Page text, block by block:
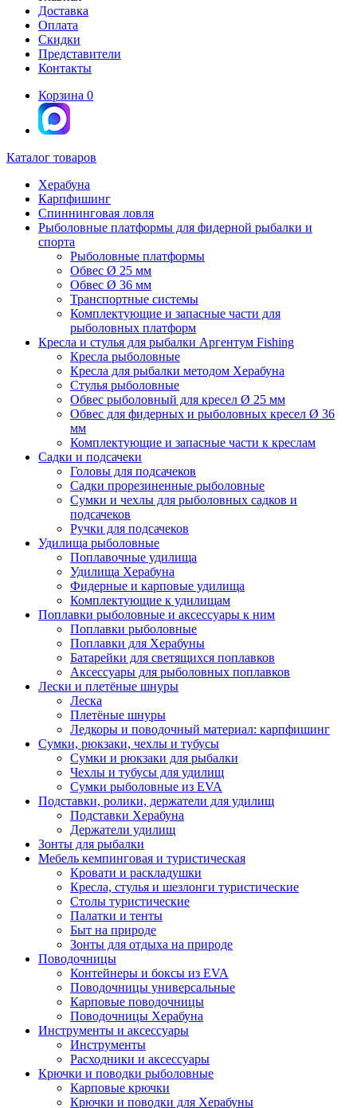
Доставка
Оплата
Скидки
Представители
Контакты
Корзина 0
Каталог товаров
Херабуна
Карпфишинг
Спиннинговая ловля
Рыболовные платформы для фидерной рыбалки и
спорта
Рыболовные платформы
Обвес Ø 25 мм
Обвес Ø 36 мм
Транспортные системы
Комплектующие и запасные части для
рыболовных платформ
Кресла и стулья для рыбалки Аргентум Fishing
Кресла рыболовные
Кресла для рыбалки методом Херабуна
Стулья рыболовные
Обвес рыболовный для кресел Ø 25 мм
Обвес для фидерных и рыболовных кресел Ø 36
мм
Комплектующие и запасные части к креслам
Садки и подсачеки
Головы для подсачеков
Садки прорезиненные рыболовные
Сумки и чехлы для рыболовных садков и
подсачеков
Ручки для подсачеков
Удилища рыболовные
Поплавочные удилища
Удилища Херабуна
Фидерные и карповые удилища
Комплектующие к удилищам
Поплавки рыболовные и аксессуары к ним
Поплавки рыболовные
Поплавки для Херабуны
Батарейки для светящихся поплавков
Аксессуары для рыболовных поплавков
Лески и плетёные шнуры
Леска
Плетёные шнуры
Ледкоры и поводочный материал: карпфишинг
Сумки, рюкзаки, чехлы и тубусы
Сумки и рюкзаки для рыбалки
Чехлы и тубусы для удилищ
Сумки рыболовные из EVA
Подставки, ролики, держатели для удилищ
Подставки Херабуна
Держатели удилищ
Зонты для рыбалки
Мебель кемпинговая и туристическая
Кровати и раскладушки
Кресла, стулья и шезлонги туристические
Столы туристические
Палатки и тенты
Быт на природе
Зонты для отдыха на природе
Поводочницы
Контейнеры и боксы из EVA
Поводочницы универсальные
Карповые поводочницы
Поводочницы Херабуна
Инструменты и аксессуары
Инструменты
Расходники и аксессуары
Крючки и поводки рыболовные
Карповые крючки
Крючки и поводки для Херабуны